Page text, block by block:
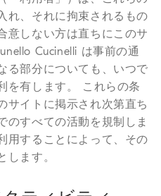
れ、それに拘束されるもの
意しない方は直ちにこのサ
Cucinelli は事前の通
る部分についても、いつで
を有します。 これらの条
サイトに掲示され次第直ち
のすべての活動を規制しま
用することによって、その
します。